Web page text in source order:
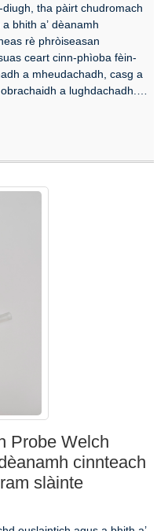
tha pàirt chudromach
bhith a’ dèanamh
rè phròiseasan
ceart cinn-phìoba fèin-
a mheudachadh, casg a
a lughdachadh.
Probe Welch
cinnteach
slàinte